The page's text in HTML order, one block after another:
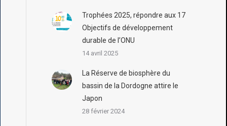
Trophées 2025, répondre aux 17
Objectifs de développement
durable de l’ONU
14 avril 2025
La Réserve de biosphère du
bassin de la Dordogne attire le
Japon
28 février 2024